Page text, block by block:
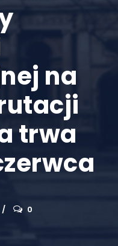
na
trwa
0